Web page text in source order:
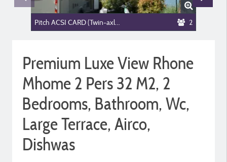
2
Premium Luxe View Rhone
Mhome 2 Pers 32 M2, 2
Bedrooms, Bathroom, Wc,
Large Terrace, Airco,
Dishwas